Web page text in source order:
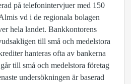
på telefonintervjuer med 150
vd i de regionala bolagen
hela landet. Bankkontorens
till små och medelstora
hanteras ofta av bankerna
till små och medelstora företag
undersökningen är baserad